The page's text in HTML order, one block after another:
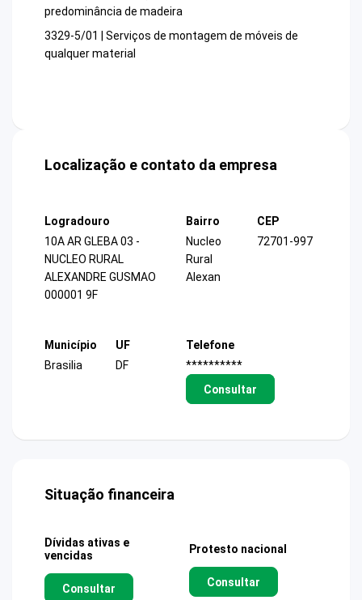
predominância de madeira
3329-5/01 | Serviços de montagem de móveis de
qualquer material
Localização e contato da empresa
Logradouro
10A AR GLEBA 03 -
NUCLEO RURAL
ALEXANDRE GUSMAO
000001 9F
Bairro
Nucleo
Rural
Alexan
CEP
72701-997
Município
Brasilia
UF
DF
Telefone
**********
Consultar
Situação financeira
Dívidas ativas e
vencidas
Consultar
Protesto nacional
Consultar